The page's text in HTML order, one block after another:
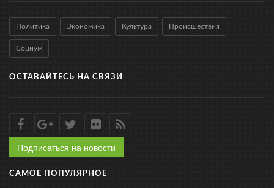
Политика Экономика Культура Происшествия
Социум
ОСТАВАЙТЕСЬ НА СВЯЗИ
Подписаться на новости
САМОЕ ПОПУЛЯРНОЕ